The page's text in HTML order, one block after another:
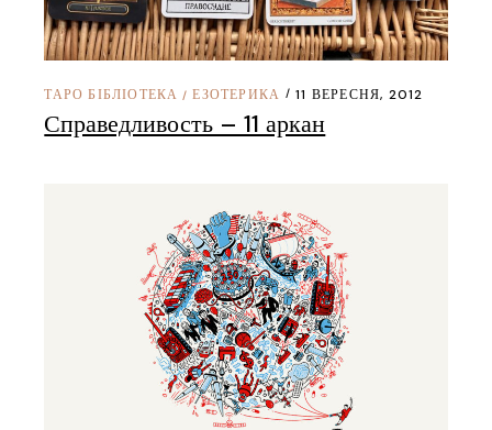
ТАРО БІБЛІОТЕКА /ЕЗОТЕРИКА 11 ВЕРЕСНЯ, 2012
Справедливость – 11 аркан